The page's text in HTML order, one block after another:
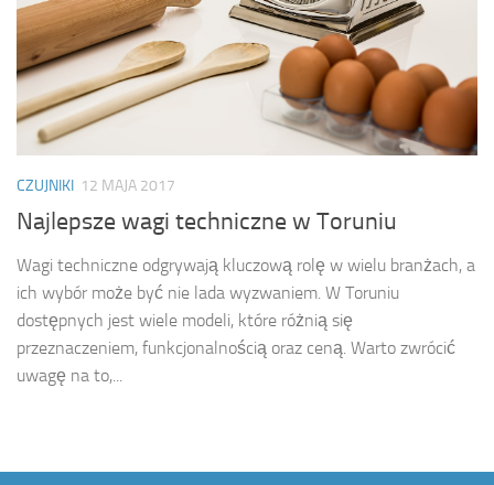
CZUJNIKI 12 MAJA 2017
Najlepsze wagi techniczne w Toruniu
Wagi techniczne odgrywają kluczową rolę w wielu branżach, a
ich wybór może być nie lada wyzwaniem. W Toruniu
dostępnych jest wiele modeli, które różnią się
przeznaczeniem, funkcjonalnością oraz ceną. Warto zwrócić
uwagę na to,...